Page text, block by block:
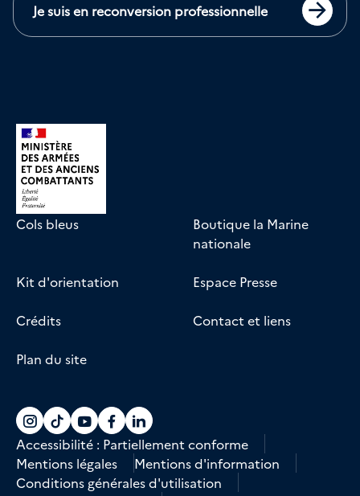
Je suis en reconversion professionnelle
Cols bleus
Boutique la Marine
nationale
Kit d'orientation Espace Presse
Crédits Contact et liens
Plan du site
Accéder au compte La marine recrute
Accéder au compte La marine recrute
Accéder au compte La marine
Accéder au compte La marine
Accéder au compte La
Accessibilité : Partiellement conforme
Mentions légales
Mentions d'information
Conditions générales d'utilisation